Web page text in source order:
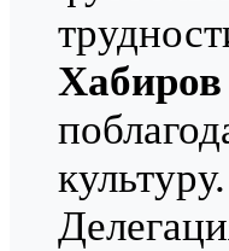
Хабиров
культуру.